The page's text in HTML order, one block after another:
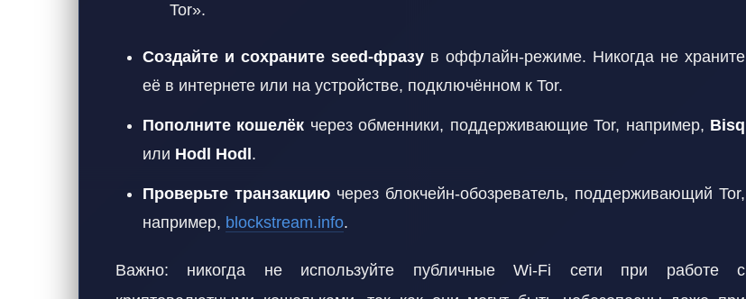
Tor».
Создайте и сохраните seed-фразу в оффлайн-режиме. Никогда не храните
её в интернете или на устройстве, подключённом к Tor.
Пополните кошелёк через обменники, поддерживающие Tor, например, Bisq
или Hodl Hodl .
Проверьте транзакцию через блокчейн-обозреватель, поддерживающий Tor,
например, blockstream.info.
Важно: никогда не используйте публичные Wi-Fi сети при работе с